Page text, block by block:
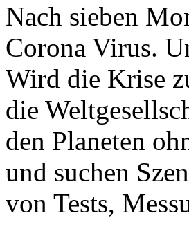
Nach sieben
Corona Virus.
Wird die Krise
die
den Planeten
und suchen
von Tests,